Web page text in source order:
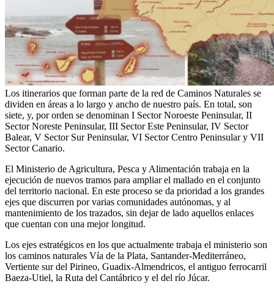
Los itinerarios que forman parte de la red de Caminos Naturales se
dividen en áreas a lo largo y ancho de nuestro país. En total, son
siete, y, por orden se denominan I Sector Noroeste Peninsular, II
Sector Noreste Peninsular, III Sector Este Peninsular, IV Sector
Balear, V Sector Sur Peninsular, VI Sector Centro Peninsular y VII
Sector Canario.
El Ministerio de Agricultura, Pesca y Alimentación trabaja en la
ejecución de nuevos tramos para ampliar el mallado en el conjunto
del territorio nacional. En este proceso se da prioridad a los grandes
ejes que discurren por varias comunidades autónomas, y al
mantenimiento de los trazados, sin dejar de lado aquellos enlaces
que cuentan con una mejor longitud.
Los ejes estratégicos en los que actualmente trabaja el ministerio son
los caminos naturales Vía de la Plata, Santander-Mediterráneo,
Vertiente sur del Pirineo, Guadix-Almendricos, el antiguo ferrocarril
Baeza-Utiel, la Ruta del Cantábrico y el del río Júcar.